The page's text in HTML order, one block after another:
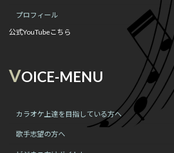
プロフィール
公式YouTubeこちら
VOICE-MENU
カラオケ上達を目指している方へ
歌手志望の方へ